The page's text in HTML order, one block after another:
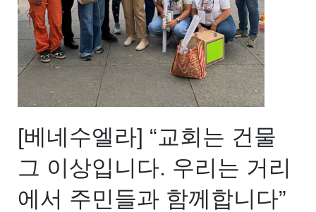
[베네수엘라] “교회는 건물
그 이상입니다. 우리는 거리
에서 주민들과 함께합니다”